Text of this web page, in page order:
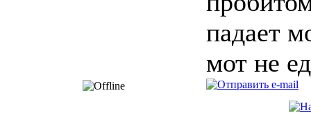
падает
мот не